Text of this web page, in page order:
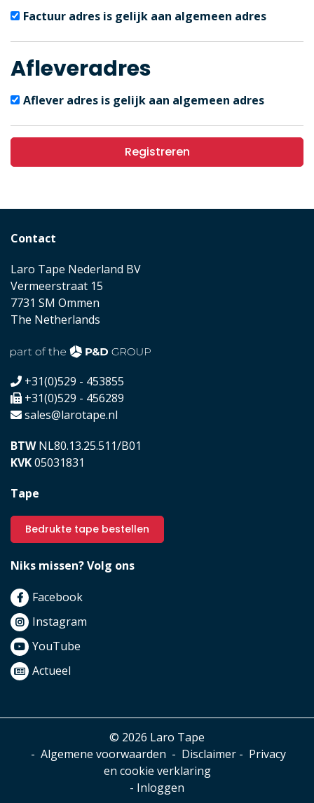
Factuur adres is gelijk aan algemeen adres
Afleveradres
Aflever adres is gelijk aan algemeen adres
Registreren
Contact
Laro Tape Nederland BV
Vermeerstraat 15
7731 SM Ommen
The Netherlands
+31(0)529 - 453855
+31(0)529 - 456289
sales@larotape.nl
BTWNL80.13.25.511/B01
KVK05031831
Tape
Bedrukte tape bestellen
Niks missen? Volg ons
Facebook
Instagram
YouTube
Actueel
© 2026 Laro Tape
- Algemene voorwaarden - Disclaimer - Privacy
en cookie verklaring
- Inloggen